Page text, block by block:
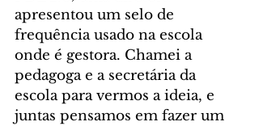
apresentou um selo de
frequência usado na escola
onde é gestora. Chamei a
pedagoga e a secretária da
escola para vermos a ideia, e
juntas pensamos em fazer um